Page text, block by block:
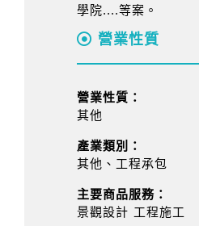
學院....等案。
營業性質
營業性質：
其他
產業類別：
其他、工程承包
主要商品服務：
景觀設計 工程施工